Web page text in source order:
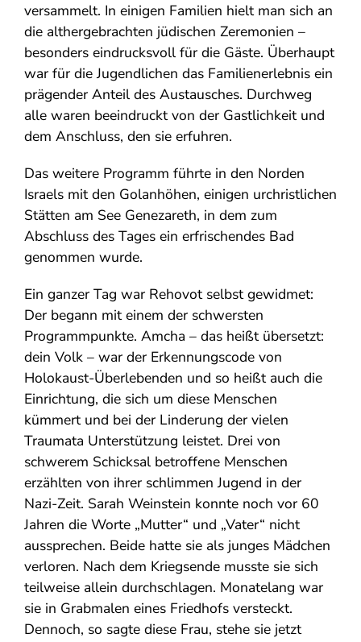
versammelt. In einigen Familien hielt man sich an
die althergebrachten jüdischen Zeremonien –
besonders eindrucksvoll für die Gäste. Überhaupt
war für die Jugendlichen das Familienerlebnis ein
prägender Anteil des Austausches. Durchweg
alle waren beeindruckt von der Gastlichkeit und
dem Anschluss, den sie erfuhren.
Das weitere Programm führte in den Norden
Israels mit den Golanhöhen, einigen urchristlichen
Stätten am See Genezareth, in dem zum
Abschluss des Tages ein erfrischendes Bad
genommen wurde.
Ein ganzer Tag war Rehovot selbst gewidmet:
Der begann mit einem der schwersten
Programmpunkte. Amcha – das heißt übersetzt:
dein Volk – war der Erkennungscode von
Holokaust-Überlebenden und so heißt auch die
Einrichtung, die sich um diese Menschen
kümmert und bei der Linderung der vielen
Traumata Unterstützung leistet. Drei von
schwerem Schicksal betroffene Menschen
erzählten von ihrer schlimmen Jugend in der
Nazi-Zeit. Sarah Weinstein konnte noch vor 60
Jahren die Worte „Mutter“ und „Vater“ nicht
aussprechen. Beide hatte sie als junges Mädchen
verloren. Nach dem Kriegsende musste sie sich
teilweise allein durchschlagen. Monatelang war
sie in Grabmalen eines Friedhofs versteckt.
Dennoch, so sagte diese Frau, stehe sie jetzt